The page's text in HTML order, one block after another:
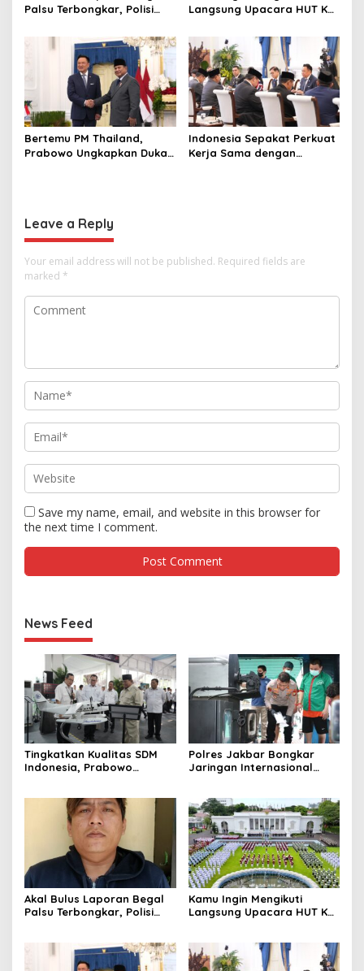
Palsu Terbongkar, Polisi
Perusahaan untuk Crypto
Langsung Upacara HUT Ke-
Istana? Ini Link
Pendaftaran Resminya di
Sini
Bertemu PM Thailand,
Prabowo Ungkapkan Duka
Indonesia Sepakat Perkuat
Kerja Sama dengan
Leave a Reply
Your email address will not be published. Required fields are
marked *
Save my name, email, and website in this browser for
the next time I comment.
News Feed
Tingkatkan Kualitas SDM
Indonesia, Prabowo
Terbaik Dunia
Polres Jakbar Bongkar
Jaringan Internasional
Diringkus dan Barang Bukti
1,1 Ton Rp119 Miliar
Dimusnahkan
Akal Bulus Laporan Begal
Palsu Terbongkar, Polisi
Kamu Ingin Mengikuti
Langsung Upacara HUT Ke-
Pendaftaran Resminya di
Sini